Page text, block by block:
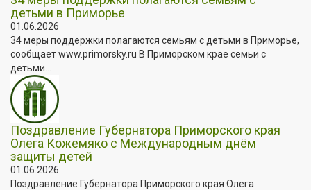
детьми в Приморье
01.06.2026
34 меры поддержки полагаются семьям с детьми в Приморье,
сообщает www.primorsky.ru В Приморском крае семьи с
детьми...
Поздравление Губернатора Приморского края
Олега Кожемяко с Международным днём
защиты детей
01.06.2026
Поздравление Губернатора Приморского края Олега